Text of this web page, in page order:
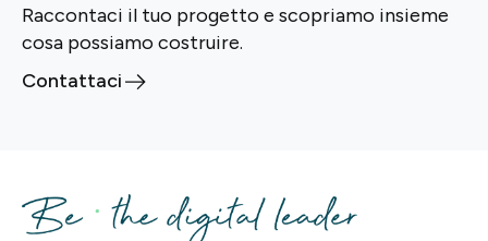
Raccontaci il tuo progetto e scopriamo insieme
cosa possiamo costruire.
Contattaci